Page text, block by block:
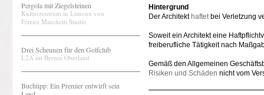
Pergola mit Ziegelsteinen
Kulturzentrum in Limoux von
Ferrier Marchetti Studio
Drei Scheunen für den Golfclub
L2A im Berner Oberland
Buchtipp: Ein Premier entwirft sein
Hintergrund
Der Architekt haftetbei Verletzung
Soweit ein Architekt eine
freiberufliche Tätigkeit nach
Gemäß den Allgemeinen
Risiken und Schäden nicht vom